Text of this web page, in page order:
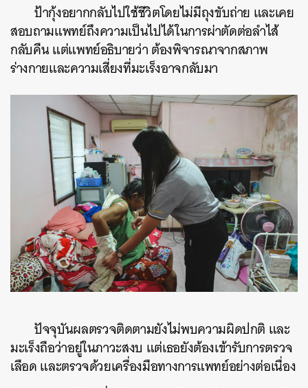
ป้ากุ้งอยากกลับไปใช้ชีวิตโดยไม่มีถุงขับถ่าย และเคย
สอบถามแพทย์ถึงความเป็นไปได้ในการผ่าตัดต่อลำไส้
กลับคืน แต่แพทย์อธิบายว่า ต้องพิจารณาจากสภาพ
ร่างกายและความเสี่ยงที่มะเร็งอาจกลับมา
ปัจจุบันผลตรวจติดตามยังไม่พบความผิดปกติ และ
มะเร็งถือว่าอยู่ในภาวะสงบ แต่เธอยังต้องเข้ารับการตรวจ
เลือด และตรวจด้วยเครื่องมือทางการแพทย์อย่างต่อเนื่อง